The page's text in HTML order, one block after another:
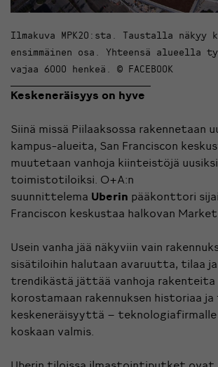
Ilmakuva MPK20:sta. Taustalla näkyy
ensimmäinen osa. Yhteensä alueella
vajaa 6000 henkeä. © FACEBOOK
Keskeneräisyys on hyve
Siinä missä Piilaaksossa rakennetaan
kampus-alueita, San Franciscon
muutetaan vanhoja kiinteistöjä uusiksi
toimistotiloiksi. O+A:n
suunnittelema Uberin pääkonttori
Franciscon keskustaa halkovan
Usein vanha jää näkyviin vain
sisätiloihin halutaan avaruutta, tilaa ja
trendikästä jättää vanhoja rakenteita
korostamaan rakennuksen historiaa
keskeneräisyyttä – teknologiafirmalle
koskaan valmis.